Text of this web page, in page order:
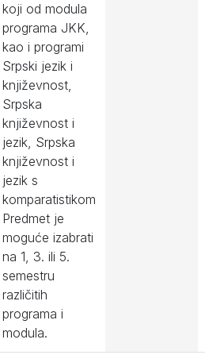
koji od modula
programa JKK,
kao i programi
Srpski jezik i
književnost,
Srpska
književnost i
jezik, Srpska
književnost i
jezik s
komparatistikom
Predmet je
moguće izabrati
na 1, 3. ili 5.
semestru
različitih
programa i
modula.